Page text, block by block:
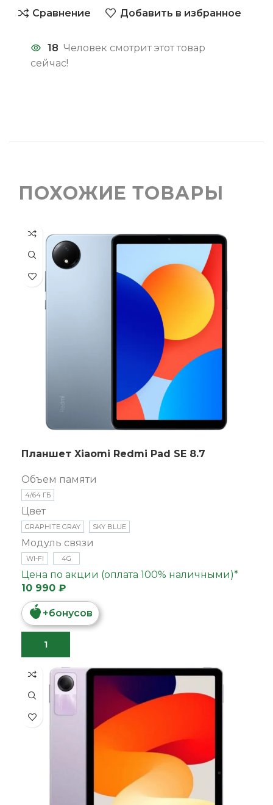
Сравнение Добавить в избранное
18 Человек смотрит этот товар
сейчас!
ПОХОЖИЕ ТОВАРЫ
Планшет Xiaomi Redmi Pad SE 8.7
Объем памяти
4/64 ГБ
Цвет
GRAPHITE GRAY SKY BLUE
Модуль связи
WI-FI 4G
Цена по акции (оплата 100% наличными)*
10 990 ₽
+бонусов